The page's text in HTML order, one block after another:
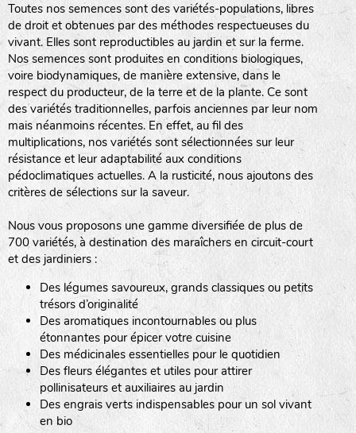
Toutes nos semences sont des variétés-populations, libres
de droit et obtenues par des méthodes respectueuses du
vivant. Elles sont reproductibles au jardin et sur la ferme.
Nos semences sont produites en conditions biologiques,
voire biodynamiques, de manière extensive, dans le
respect du producteur, de la terre et de la plante. Ce sont
des variétés traditionnelles, parfois anciennes par leur nom
mais néanmoins récentes. En effet, au fil des
multiplications, nos variétés sont sélectionnées sur leur
résistance et leur adaptabilité aux conditions
pédoclimatiques actuelles. A la rusticité, nous ajoutons des
critères de sélections sur la saveur.
Nous vous proposons une gamme diversifiée de plus de
700 variétés, à destination des maraîchers en circuit-court
et des jardiniers :
Des légumes savoureux, grands classiques ou petits
trésors d’originalité
Des aromatiques incontournables ou plus
étonnantes pour épicer votre cuisine
Des médicinales essentielles pour le quotidien
Des fleurs élégantes et utiles pour attirer
pollinisateurs et auxiliaires au jardin
Des engrais verts indispensables pour un sol vivant
en bio
haies
zone sauvage
tas de compost
fleurs
animaux domestiques